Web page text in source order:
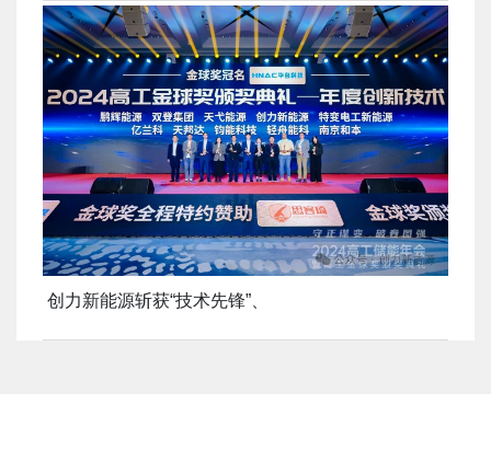
创力新能源斩获“技术先锋”、